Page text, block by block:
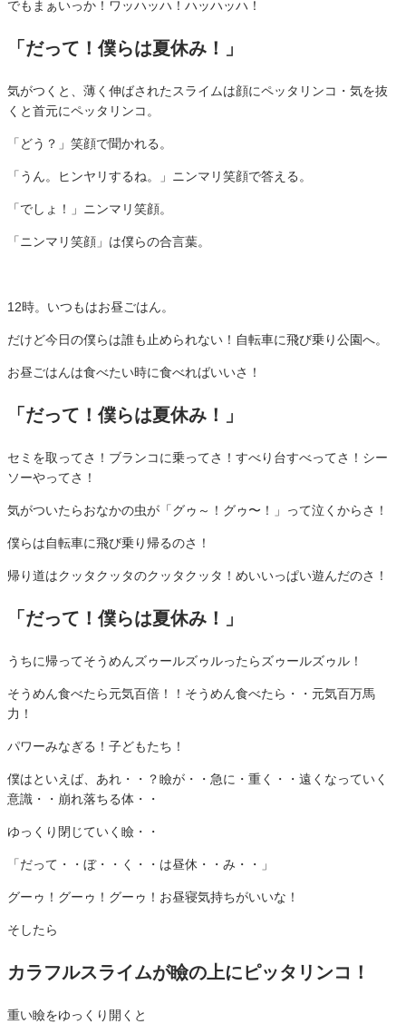
でもまぁいっか！ ワッハッハ！ハッハッハ！
「だって！僕らは夏休み！」
気がつくと、薄く伸ばされたスライムは顔にペッタリンコ・気を抜
くと首元にペッタリンコ。
「どう？」笑顔で聞かれる。
「うん。ヒンヤリするね。」ニンマリ笑顔で答える。
「でしょ！」ニンマリ笑顔。
「ニンマリ笑顔」は僕らの合言葉。
12時。いつもはお昼ごはん。
だけど今日の僕らは誰も止められない！自転車に飛び乗り公園へ。
お昼ごはんは食べたい時に食べればいいさ！
「だって！僕らは夏休み！」
セミを取ってさ！ブランコに乗ってさ！すべり台すべってさ！シー
ソーやってさ！
気がついたらおなかの虫が「グゥ～！グゥ〜！」って泣くからさ！
僕らは自転車に飛び乗り帰るのさ！
帰り道はクッタクッタのクッタクッタ！めいいっぱい遊んだのさ！
「だって！僕らは夏休み！」
うちに帰ってそうめんズゥールズゥルったらズゥールズゥル！
そうめん食べたら元気百倍！！そうめん食べたら・・元気百万馬
力！
パワーみなぎる！子どもたち！
僕はといえば、あれ・・？瞼が・・急に・重く・・遠くなっていく
意識・・崩れ落ちる体・・
ゆっくり閉じていく瞼・・
「だって・・ぼ・・く・・は昼休・・み・・」
グーゥ！ グーゥ！ グーゥ！お昼寝気持ちがいいな！
そしたら
カラフルスライムが瞼の上にピッタリンコ！
重い瞼をゆっくり開くと